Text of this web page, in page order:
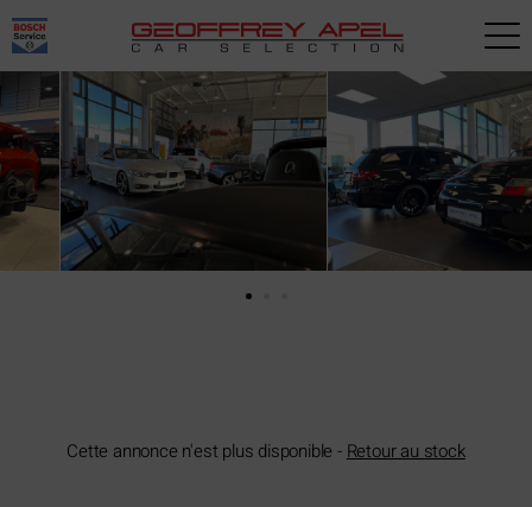
Cette annonce n'est plus disponible - Retour au stock